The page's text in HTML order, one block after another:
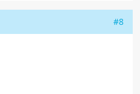
#8